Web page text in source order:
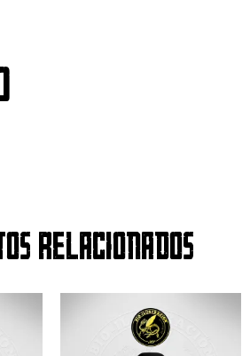
relacionados